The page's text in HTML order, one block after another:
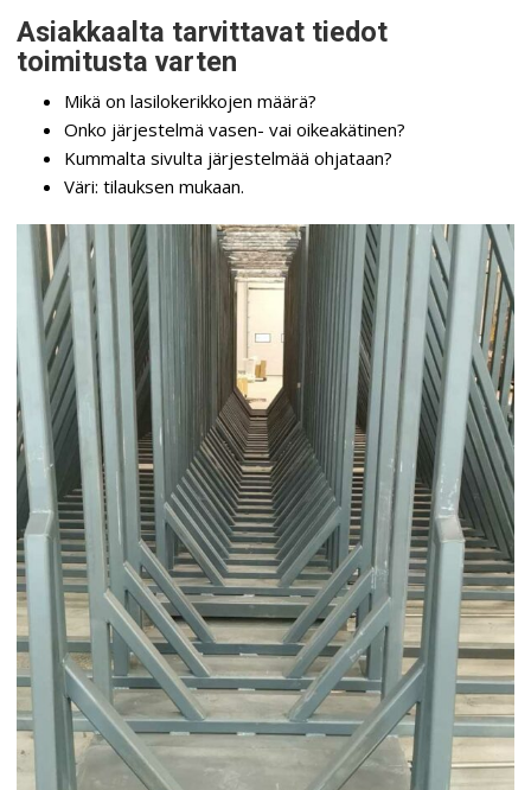
Asiakkaalta tarvittavat tiedot
toimitusta varten
Mikä on lasilokerikkojen määrä?
Onko järjestelmä vasen- vai oikeakätinen?
Kummalta sivulta järjestelmää ohjataan?
Väri: tilauksen mukaan.